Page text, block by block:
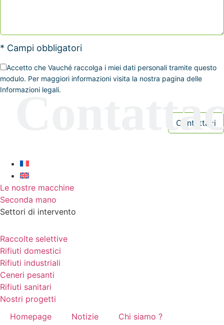
* Campi obbligatori
Accetto che Vauché raccolga i miei dati personali tramite questo
modulo. Per maggiori informazioni visita la nostra pagina delle
Informazioni legali.
Le nostre macchine
Seconda mano
Settori di intervento
Raccolte selettive
Rifiuti domestici
Rifiuti industriali
Ceneri pesanti
Rifiuti sanitari
Nostri progetti
Homepage
Notizie Chi siamo ?